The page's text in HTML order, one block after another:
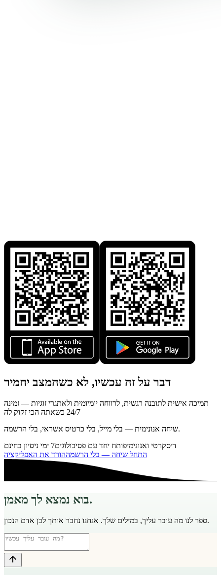
דבר על זה עכשיו, לא כשהמצב יחמיר
תמיכה אישית לתובנה רגשית, לרווחה יומיומית ולאתגרי זוגיות — זמינה
24/7 כשאתה הכי זקוק לה
שיחה אנונימית — בלי מייל, בלי כרטיס אשראי, בלי הרשמה.
דיסקרטי ואנונימיפותח יחד עם פסיכולוגים7 ימי ניסיון בחינם
התחל שיחה — בלי הרשמההורד את האפליקציה
בוא נמצא לך מאמן.
ספר לנו מה עובר עליך, במילים שלך. אנחנו נחבר אותך לבן אדם הנכון.